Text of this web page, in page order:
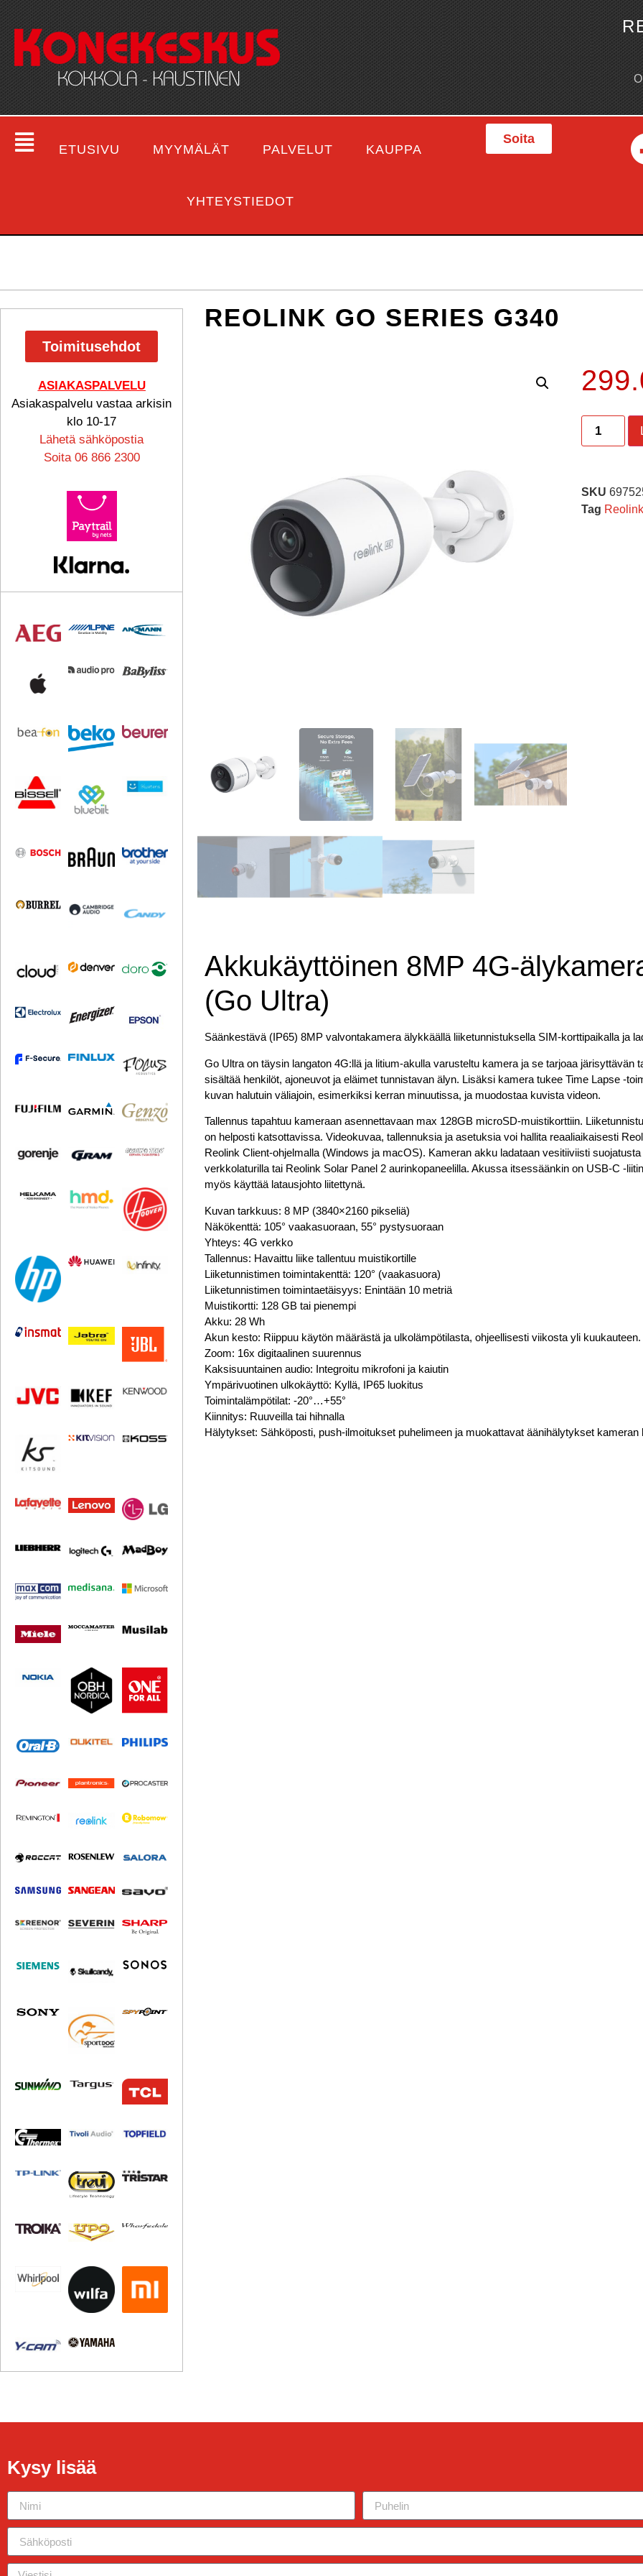
ETUSIVU MYYMÄLÄT PALVELUT KAUPPA
YHTEYSTIEDOT
Soita
Toimitusehdot
ASIAKASPALVELU
Asiakaspalvelu vastaa arkisin
klo 10-17
Lähetä sähköpostia
Soita 06 866 2300
REOLINK GO SERIES G340
SKU
Tag Reolink
Akkukäyttöinen 8MP 4G-
(Go Ultra)
Säänkestävä (IP65) 8MP valvontakamera älykkäällä liiketunnistuksella SIM-korttipaikalla ja
Go Ultra on täysin langaton 4G:llä ja litium-akulla varusteltu kamera ja se tarjoaa järisyttävän
sisältää henkilöt, ajoneuvot ja eläimet tunnistavan älyn. Lisäksi kamera tukee Time Lapse -
kuvan halutuin väliajoin, esimerkiksi kerran minuutissa, ja muodostaa kuvista videon.
Tallennus tapahtuu kameraan asennettavaan max 128GB microSD-muistikorttiin.
on helposti katsottavissa. Videokuvaa, tallennuksia ja asetuksia voi hallita reaaliaikaisesti
Reolink Client-ohjelmalla (Windows ja macOS). Kameran akku ladataan vesitiiviisti
verkkolaturilla tai Reolink Solar Panel 2 aurinkopaneelilla. Akussa itsessäänkin on USB-C -
myös käyttää latausjohto liitettynä.
Kuvan tarkkuus: 8 MP (3840×2160 pikseliä)
Näkökenttä: 105° vaakasuoraan, 55° pystysuoraan
Yhteys: 4G verkko
Tallennus: Havaittu liike tallentuu muistikortille
Liiketunnistimen toimintakenttä: 120° (vaakasuora)
Liiketunnistimen toimintaetäisyys: Enintään 10 metriä
Muistikortti: 128 GB tai pienempi
Akku: 28 Wh
Akun kesto: Riippuu käytön määrästä ja ulkolämpötilasta, ohjeellisesti viikosta yli kuukauteen.
Zoom: 16x digitaalinen suurennus
Kaksisuuntainen audio: Integroitu mikrofoni ja kaiutin
Ympärivuotinen ulkokäyttö: Kyllä, IP65 luokitus
Toimintalämpötilat: -20°…+55°
Kiinnitys: Ruuveilla tai hihnalla
Hälytykset: Sähköposti, push-ilmoitukset puhelimeen ja muokattavat äänihälytykset kameran
Kysy lisää